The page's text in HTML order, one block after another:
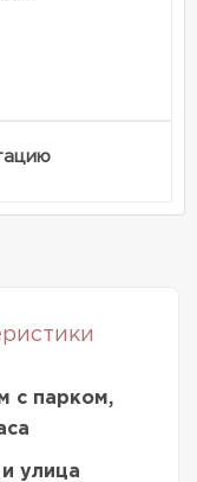
с парком,
улица